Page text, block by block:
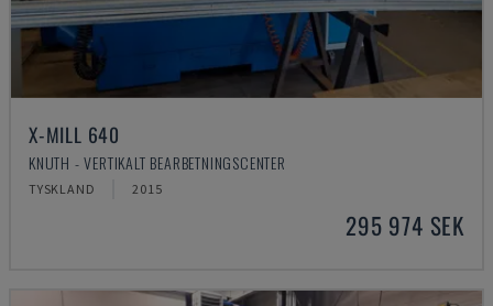
X-MILL 640
KNUTH - VERTIKALT BEARBETNINGSCENTER
TYSKLAND 2015
295 974 SEK